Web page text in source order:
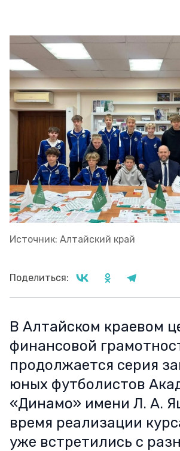
Источник: Алтайский край
Поделиться:
В Алтайском краевом
финансовой
продолжается серия
юных футболистов
«Динамо» имени Л. А.
время реализации
уже встретились с